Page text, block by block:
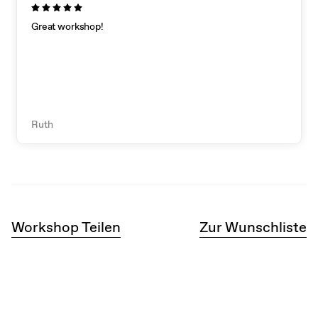
Great workshop!
Ruth
Workshop Teilen Zur Wunschliste